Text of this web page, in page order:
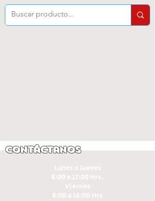
Contáctanos
Lunes a Jueves
8:00 a 17:00 Hrs.
Viernes
8:00 a 16:00 Hrs​